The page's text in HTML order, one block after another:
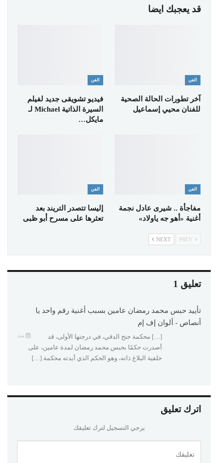
قد يعجبك ايضا
الفن
آخر تطورات الحالة الصحية
للفنان محيي إسماعيل
الفن
فيديو تشويقى جديد لفيلم
السيرة الذاتية Michael لـ
مايكل…
الفن
مفاجأة .. شيرى عادل نجمة
أغنية «أهو جه ياولاد»
الفن
إليسا تتصدر التريند بعد
تعثرها على مسرح أبو ظبى
NEXT
تعليق 1
تأييد حبس محمد رمضان عامين بسبب أغنية رقم واحد يا
أنصاص - ألوان إف إم
منذ
[…] محكمة جنح الدقي، في درجتها الأولى، قد
أصدرت حكمًا بحبس محمد رمضان لمدة عامين، على
خلفية البلاغ ذاته، وهو الحكم الذي أيدته محكمة […]
اترك تعليق
يرجي التسجيل لترك تعليقك